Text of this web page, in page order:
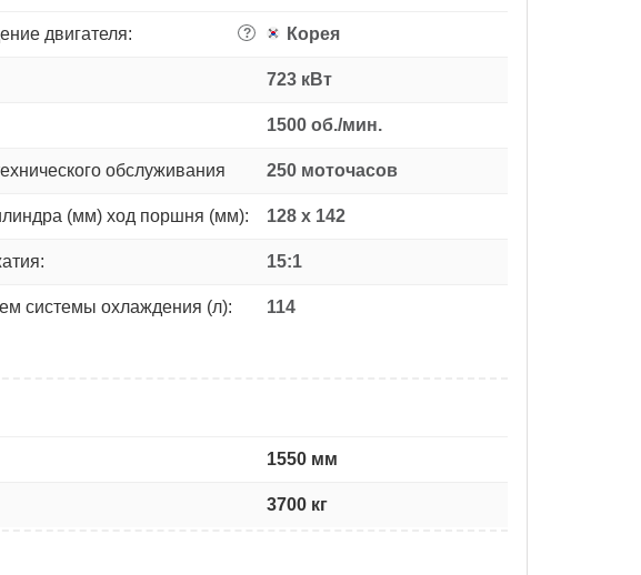
двигателя: ? Корея
723 кВт
1500 об./мин.
обслуживания 250 моточасов
(мм) ход поршня (мм): 128 x 142
15:1
системы охлаждения (л): 114
1550 мм
3700 кг